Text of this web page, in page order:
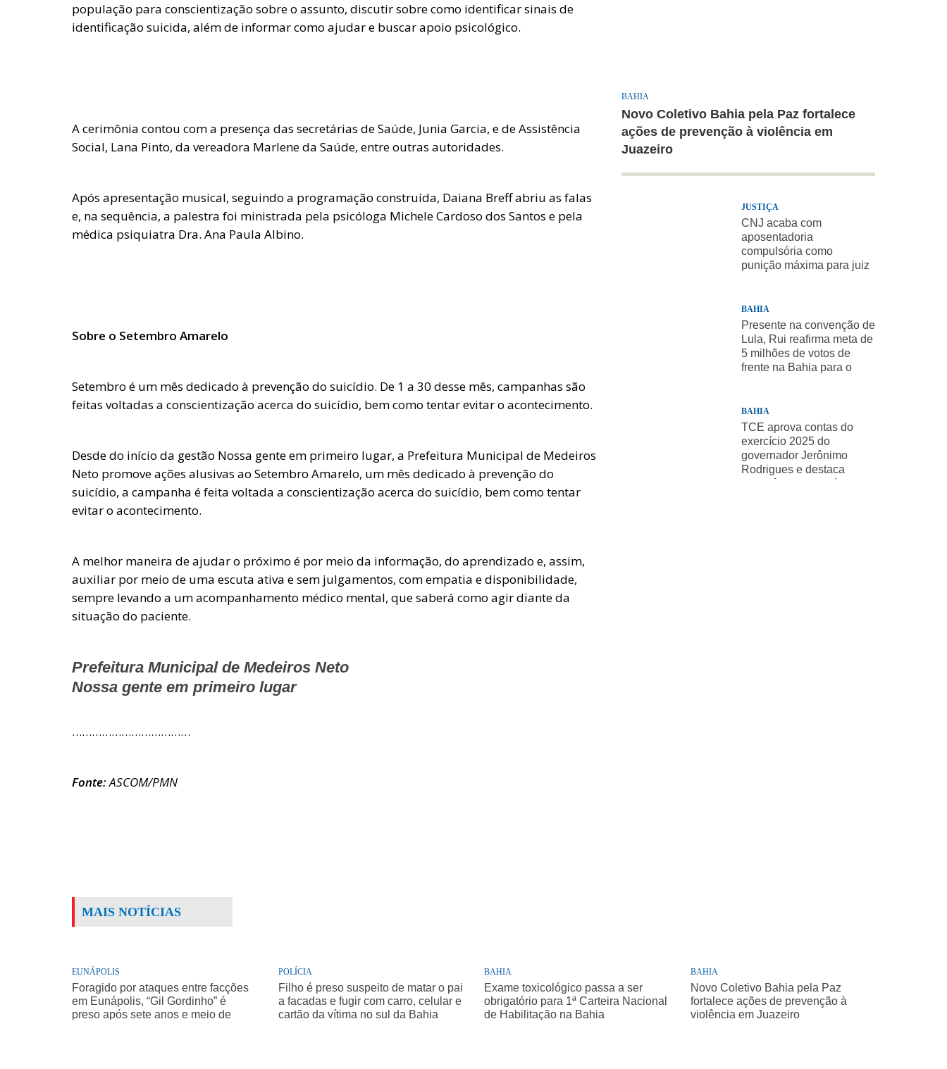
população para conscientização sobre o assunto, discutir sobre como identificar sinais de
identificação suicida, além de informar como ajudar e buscar apoio psicológico.
A cerimônia contou com a presença das secretárias de Saúde, Junia Garcia, e de Assistência
Social, Lana Pinto, da vereadora Marlene da Saúde, entre outras autoridades.
Após apresentação musical, seguindo a programação construída, Daiana Breff abriu as falas
e, na sequência, a palestra foi ministrada pela psicóloga Michele Cardoso dos Santos e pela
médica psiquiatra Dra. Ana Paula Albino.
Sobre o Setembro Amarelo
Setembro é um mês dedicado à prevenção do suicídio. De 1 a 30 desse mês, campanhas são
feitas voltadas a conscientização acerca do suicídio, bem como tentar evitar o acontecimento.
Desde do início da gestão Nossa gente em primeiro lugar, a Prefeitura Municipal de Medeiros
Neto promove ações alusivas ao Setembro Amarelo, um mês dedicado à prevenção do
suicídio, a campanha é feita voltada a conscientização acerca do suicídio, bem como tentar
evitar o acontecimento.
A melhor maneira de ajudar o próximo é por meio da informação, do aprendizado e, assim,
auxiliar por meio de uma escuta ativa e sem julgamentos, com empatia e disponibilidade,
sempre levando a um acompanhamento médico mental, que saberá como agir diante da
situação do paciente.
Prefeitura Municipal de Medeiros Neto
Nossa gente em primeiro lugar
………………………………
Fonte:ASCOM/PMN
BAHIA
Novo Coletivo Bahia pela Paz fortalece
ações de prevenção à violência em
Juazeiro
JUSTIÇA
CNJ acaba com
aposentadoria
compulsória como
punição máxima para juiz
BAHIA
Presente na convenção de
Lula, Rui reafirma meta de
5 milhões de votos de
frente na Bahia para o
BAHIA
TCE aprova contas do
exercício 2025 do
governador Jerônimo
Rodrigues e destaca
MAIS NOTÍCIAS
EUNÁPOLIS
Foragido por ataques entre facções
em Eunápolis, “Gil Gordinho” é
preso após sete anos e meio de
POLÍCIA
Filho é preso suspeito de matar o pai
a facadas e fugir com carro, celular e
cartão da vítima no sul da Bahia
BAHIA
Exame toxicológico passa a ser
obrigatório para 1ª Carteira Nacional
de Habilitação na Bahia
BAHIA
Novo Coletivo Bahia pela Paz
fortalece ações de prevenção à
violência em Juazeiro